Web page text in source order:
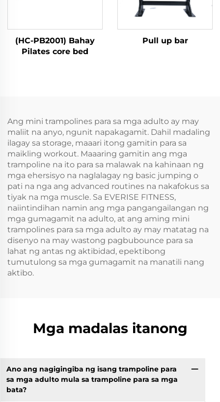
(HC-PB2001) Bahay
Pilates core bed
Pull up bar
Ang mini trampolines para sa mga adulto ay may
maliit na anyo, ngunit napakagamit. Dahil madaling
ilagay sa storage, maaari itong gamitin para sa
maikling workout. Maaaring gamitin ang mga
trampoline na ito para sa malawak na kahinaan ng
mga ehersisyo na naglalagay ng basic jumping o
pati na nga ang advanced routines na nakafokus sa
tiyak na mga muscle. Sa EVERISE FITNESS,
naiintindihan namin ang mga pangangailangan ng
mga gumagamit na adulto, at ang aming mini
trampolines para sa mga adulto ay may matatag na
disenyo na may wastong pagbubounce para sa
lahat ng antas ng aktibidad, epektibong
tumutulong sa mga gumagamit na manatili nang
aktibo.
Mga madalas itanong
Ano ang nagigingiba ng isang trampoline para
sa mga adulto mula sa trampoline para sa mga
bata?